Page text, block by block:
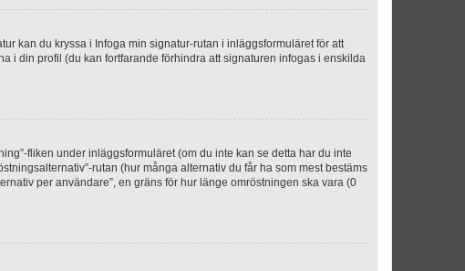
kan du kryssa i Infoga min signatur-rutan i inläggsformuläret för att
i din profil (du kan fortfarande förhindra att signaturen infogas i enskilda
fliken under inläggsformuläret (om du inte kan se detta har du inte
rutan (hur många alternativ du får ha som mest bestäms
per användare”, en gräns för hur länge omröstningen ska vara (0